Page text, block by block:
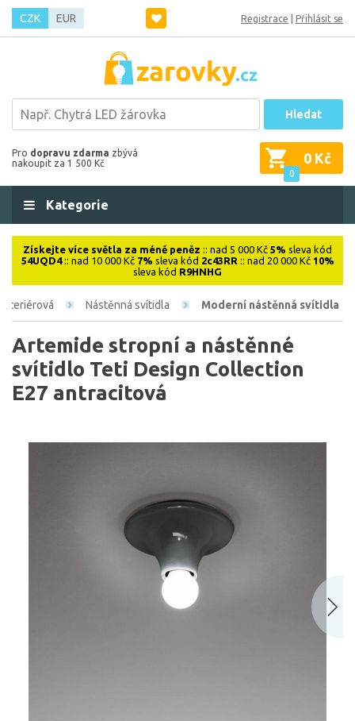
CZK EUR Registrace Přihlásit se
Hledat
Pro dopravu zdarma zbývá
nakoupit za 1 500 Kč
0
0 Kč
Kategorie
Získejte více světla za méně peněz :: nad 5 000 Kč 5% sleva kód
54UQD4:: nad 10 000 Kč 7% sleva kód 2c43RR :: nad 20 000 Kč 10%
sleva kód R9HNHG
Interiérová Nástěnná svítidla Moderní nástěnná svítidla
Artemide stropní a nástěnné
svítidlo Teti Design Collection
E27 antracitová